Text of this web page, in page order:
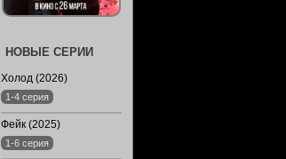
НОВЫЕ СЕРИИ
Холод (2026)
1-4 серия
Фейк (2025)
1-6 серия